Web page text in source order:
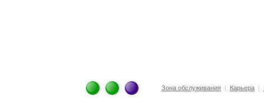
Зона обслуживания| Карьера|